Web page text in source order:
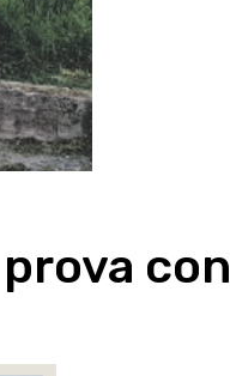
con